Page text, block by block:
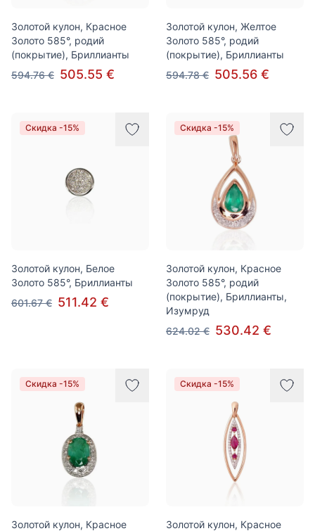
Золотой кулон, Красное
Золото 585°, родий
(покрытие), Бриллианты
594.76 € 505.55 €
Золотой кулон, Желтое
Золото 585°, родий
(покрытие), Бриллианты
594.78 € 505.56 €
Скидка -15%
Золотой кулон, Белое
Золото 585°, Бриллианты
601.67 € 511.42 €
Скидка -15%
Золотой кулон, Красное
Золото 585°, родий
(покрытие), Бриллианты,
Изумруд
624.02 € 530.42 €
Скидка -15%
Золотой кулон, Красное
Скидка -15%
Золотой кулон, Красное